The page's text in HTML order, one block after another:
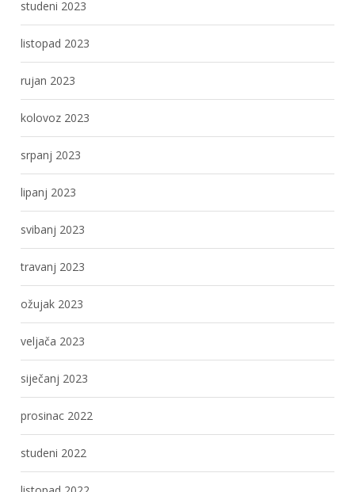
studeni 2023
listopad 2023
rujan 2023
kolovoz 2023
srpanj 2023
lipanj 2023
svibanj 2023
travanj 2023
ožujak 2023
veljača 2023
siječanj 2023
prosinac 2022
studeni 2022